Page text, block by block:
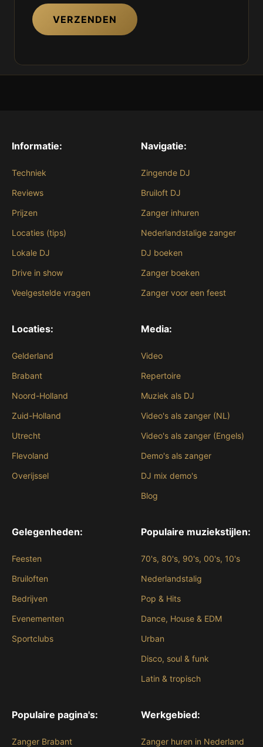
VERZENDEN
Informatie:
Techniek
Reviews
Prijzen
Locaties (tips)
Lokale DJ
Drive in show
Veelgestelde vragen
Navigatie:
Zingende DJ
Bruiloft DJ
Zanger inhuren
Nederlandstalige zanger
DJ boeken
Zanger boeken
Zanger voor een feest
Locaties:
Gelderland
Brabant
Noord-Holland
Zuid-Holland
Utrecht
Flevoland
Overijssel
Media:
Video
Repertoire
Muziek als DJ
Video's als zanger (NL)
Video's als zanger (Engels)
Demo's als zanger
DJ mix demo's
Blog
Gelegenheden:
Feesten
Bruiloften
Bedrijven
Evenementen
Sportclubs
Populaire muziekstijlen:
70's, 80's, 90's, 00's, 10's
Nederlandstalig
Pop & Hits
Dance, House & EDM
Urban
Disco, soul & funk
Latin & tropisch
Populaire pagina's:
Zanger Brabant
Werkgebied:
Zanger huren in Nederland